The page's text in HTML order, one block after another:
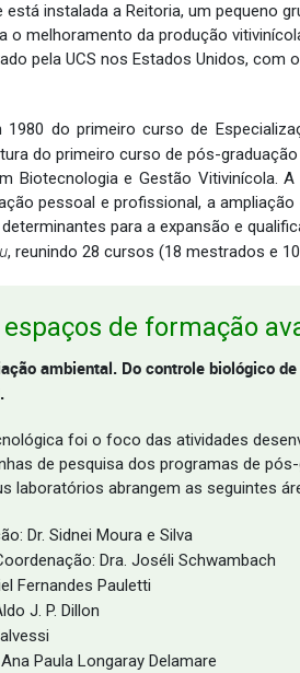
instalada a Reitoria, um pequeno
melhoramento da produção
pela UCS nos Estados Unidos,
do primeiro curso de
do primeiro curso de pós-graduação
Biotecnologia e Gestão Vitivinícola.
pessoal e profissional, a
para a expansão e
, reunindo 28 cursos (18 mestrados e
de formação
ambiental. Do controle biológico
foi o foco das atividades
de pesquisa dos programas de
laboratórios abrangem as seguintes
Dr. Sidnei Moura e Silva
Dra. Joséli Schwambach
Fernandes Pauletti
J. P. Dillon
Paula Longaray Delamare